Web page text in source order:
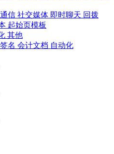
信 社交媒体 即时聊天 回拨
起始页模板
其他
名 会计文档 自动化